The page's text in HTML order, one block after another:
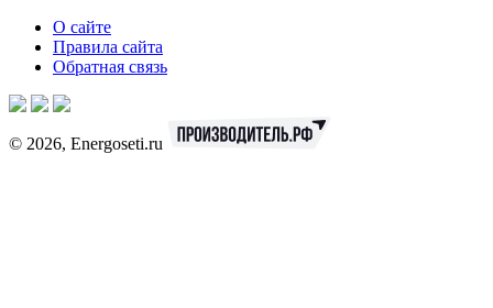
О сайте
Правила сайта
Обратная связь
© 2026, Energoseti.ru